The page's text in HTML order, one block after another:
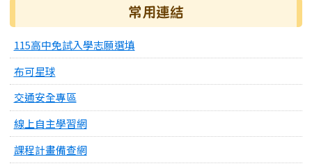
常用連結
115高中免試入學志願選填
布可星球
交通安全專區
線上自主學習網
課程計畫備查網